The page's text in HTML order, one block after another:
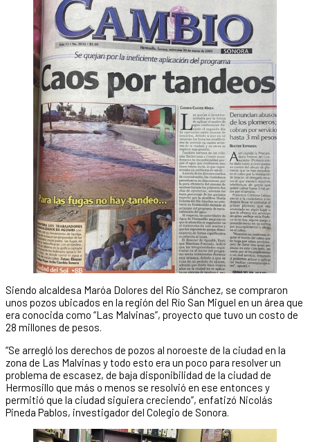
Siendo alcaldesa Maróa Dolores del Río Sánchez, se compraron
unos pozos ubicados en la región del Río San Miguel en un área que
era conocida como “Las Malvinas”, proyecto que tuvo un costo de
28 millones de pesos.
“Se arregló los derechos de pozos al noroeste de la ciudad en la
zona de Las Malvinas y todo esto era un poco para resolver un
problema de escasez, de baja disponibilidad de la ciudad de
Hermosillo que más o menos se resolvió en ese entonces y
permitió que la ciudad siguiera creciendo”, enfatizó Nicolás
Pineda Pablos, investigador del Colegio de Sonora.